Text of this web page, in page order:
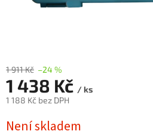
1 911 Kč –24 %
1 438 Kč / ks
1 188 Kč bez DPH
cena:
Není skladem